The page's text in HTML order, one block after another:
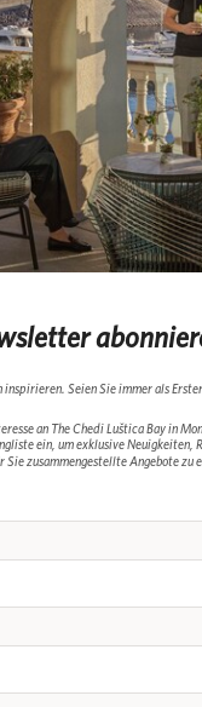
inspirieren. Seien Sie immer als
an The Chedi Luštica Bay in
ein, um exklusive Neuigkeiten,
Sie zusammengestellte Angebote zu